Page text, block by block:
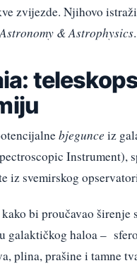
zvijezde. Njihovo
Astronomy & Astrophysics.
bjegunce iz
Instrument),
iz svemirskog
bi proučavao širenje
galaktičkog haloa –
plina, prašine i tamne